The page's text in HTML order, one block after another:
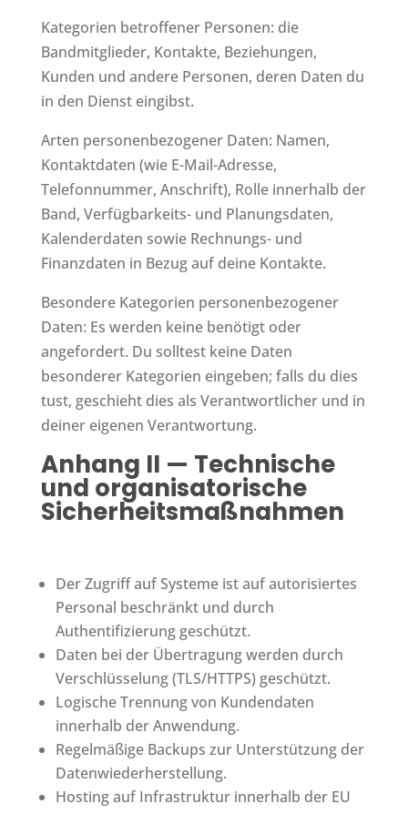
Kategorien betroffener Personen: die
Bandmitglieder, Kontakte, Beziehungen,
Kunden und andere Personen, deren Daten du
in den Dienst eingibst.
Arten personenbezogener Daten: Namen,
Kontaktdaten (wie E-Mail-Adresse,
Telefonnummer, Anschrift), Rolle innerhalb der
Band, Verfügbarkeits- und Planungsdaten,
Kalenderdaten sowie Rechnungs- und
Finanzdaten in Bezug auf deine Kontakte.
Besondere Kategorien personenbezogener
Daten: Es werden keine benötigt oder
angefordert. Du solltest keine Daten
besonderer Kategorien eingeben; falls du dies
tust, geschieht dies als Verantwortlicher und in
deiner eigenen Verantwortung.
Anhang II — Technische
und organisatorische
Sicherheitsmaßnahmen
Der Zugriff auf Systeme ist auf autorisiertes
Personal beschränkt und durch
Authentifizierung geschützt.
Daten bei der Übertragung werden durch
Verschlüsselung (TLS/HTTPS) geschützt.
Logische Trennung von Kundendaten
innerhalb der Anwendung.
Regelmäßige Backups zur Unterstützung der
Datenwiederherstellung.
Hosting auf Infrastruktur innerhalb der EU